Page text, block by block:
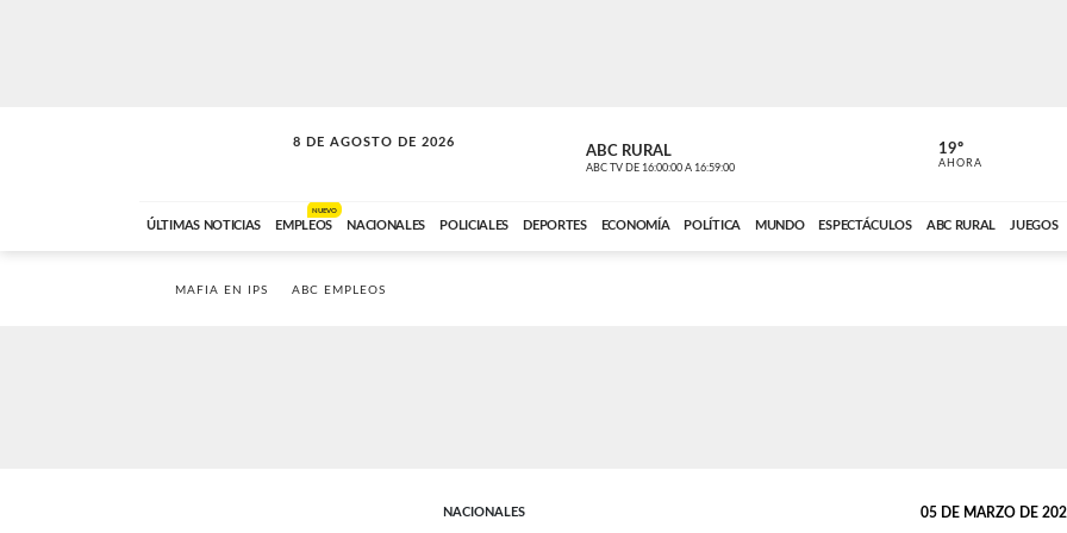
8 DE AGOSTO DE 2026
SOLO MÚSICA ABC RURAL
ABC TV DE 16:00:00 A 16:59:00 ABC CARDINAL
19º
AHORA
ÚLTIMAS NOTICIAS EMPLEOS
NUEVO
NACIONALES POLICIALES DEPORTES ECONOMÍA POLÍTICA MUNDO ESPECTÁCULOS ABC RURAL JUEGOS
MAFIA EN IPS ABC EMPLEOS
NACIONALES 05 DE MARZO DE